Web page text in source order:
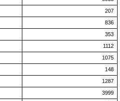
207
836
353
1112
1075
148
1287
3999